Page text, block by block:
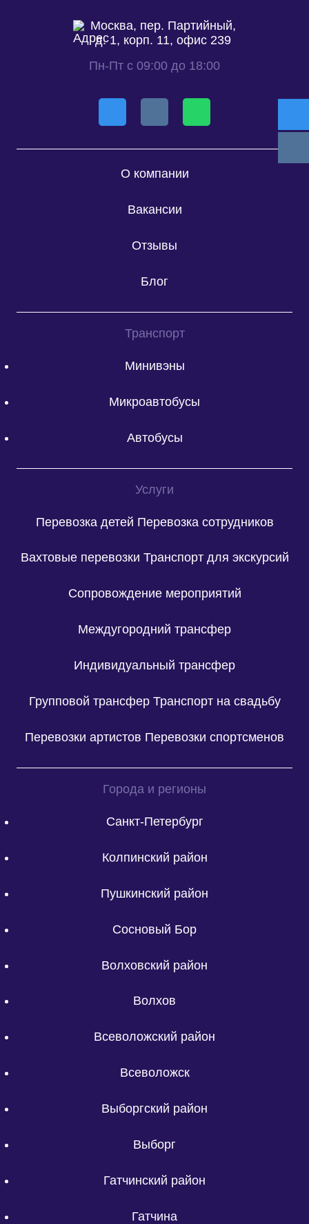
Москва, пер. Партийный,
д. 1, корп. 11, офис 239
Пн-Пт с 09:00 до 18:00
О компании
Вакансии
Отзывы
Блог
Транспорт
Минивэны
Микроавтобусы
Автобусы
Услуги
Перевозка детей Перевозка сотрудников
Вахтовые перевозки Транспорт для экскурсий
Сопровождение мероприятий
Междугородний трансфер
Индивидуальный трансфер
Групповой трансфер Транспорт на свадьбу
Перевозки артистов Перевозки спортсменов
Города и регионы
Санкт-Петербург
Колпинский район
Пушкинский район
Сосновый Бор
Волховский район
Волхов
Всеволожский район
Всеволожск
Выборгский район
Выборг
Гатчинский район
Гатчина